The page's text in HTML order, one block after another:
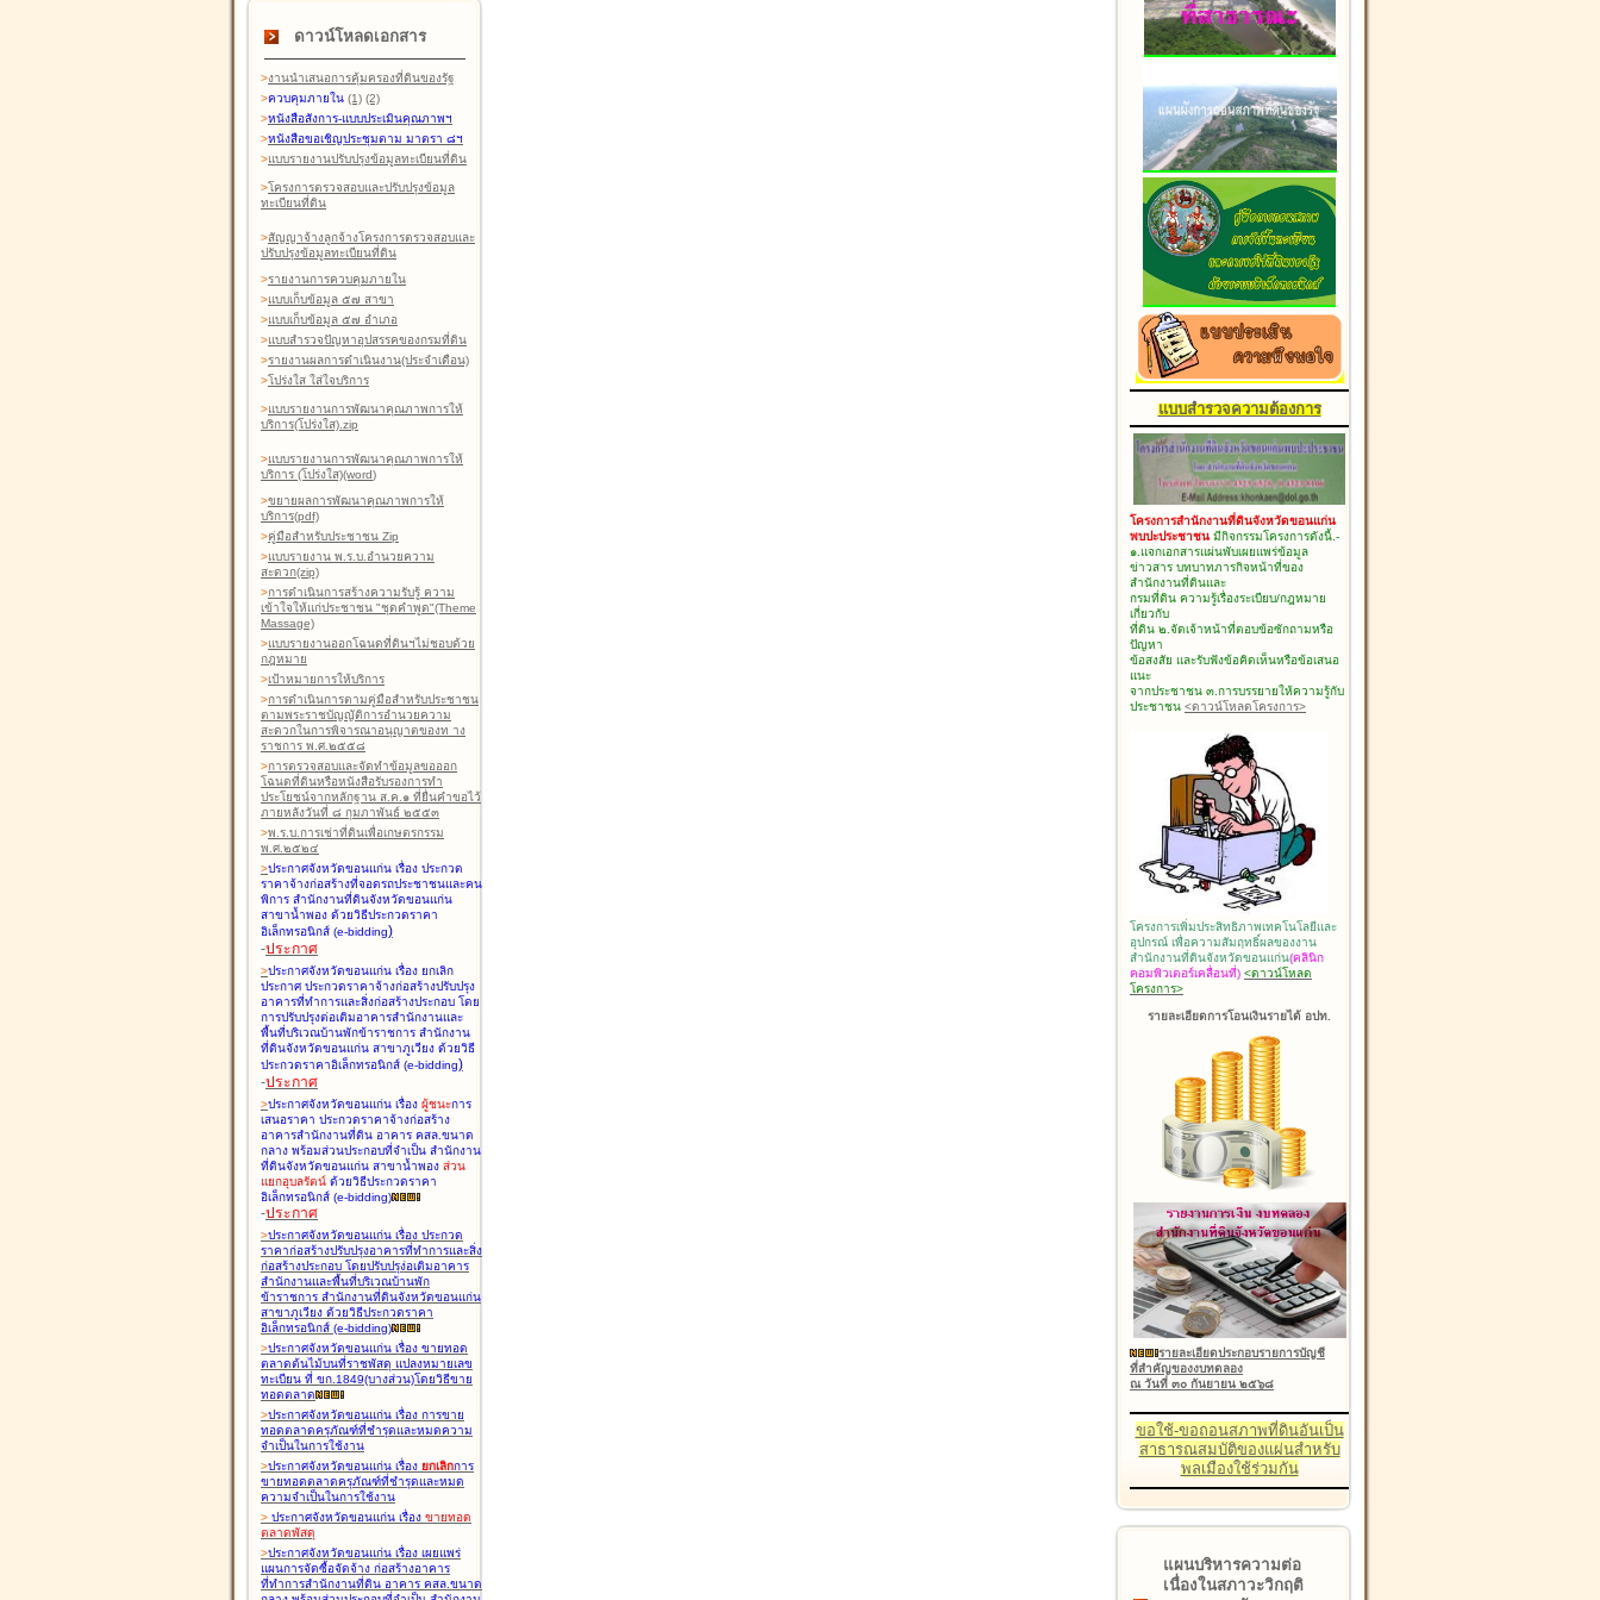
ดาวน์โหลดเอกสาร
>งานนำเสนอการคุ้มครองที่ดินของรัฐ
>ควบคุมภายใน (1) (2)
>หนังสือสังการ-แบบประเมินคุณภาพฯ
>หนังสือขอเชิญประชุมตาม มาตรา ๘ฯ
>แบบรายงานปรับปรุงข้อมูลทะเบียนที่ดิน
>โครงการตรวจสอบและปรับปรุงข้อมูล
ทะเบียนที่ดิน
>สัญญาจ้างลูกจ้างโครงการตรวจสอบและ
ปรับปรุงข้อมูลทะเบียนที่ดิน
>รายงานการควบคุมภายใน
>แบบเก็บข้อมูล ๕๗ สาขา
>แบบเก็บข้อมูล ๕๗ อำเภอ
>แบบสำรวจปัญหาอุปสรรคของกรมที่ดิน
>รายงานผลการดำเนินงาน(ประจำเดือน)
>โปร่งใส ใส่ใจบริการ
>แบบรายงานการพัฒนาคุณภาพการให้
บริการ(โปร่งใส).zip
>แบบรายงานการพัฒนาคุณภาพการให้
บริการ (โปร่งใส)(word)
>ขยายผลการพัฒนาคุณภาพการให้
บริการ(pdf)
>คู่มือสำหรับประชาชน Zip
>แบบรายงาน พ.ร.บ.อำนวยความ
สะดวก(zip)
>การดำเนินการสร้างความรับรู้ ความ
เข้าใจให้แก่ประชาชน "ชุดคำพูด"(Theme
Massage)
>แบบรายงานออกโฉนดที่ดินฯไม่ชอบด้วย
กฎหมาย
>เป้าหมายการให้บริการ
>การดำเนินการตามคู่มือสำหรับประชาชน
ตามพระราชบัญญัติการอำนวยความ
สะดวกในการพิจารณาอนุญาตของท าง
ราชการ พ.ศ.๒๕๕๘
>การตรวจสอบและจัดทำข้อมูลขอออก
โฉนดที่ดินหรือหนังสือรับรองการทำ
ประโยชน์จากหลักฐาน ส.ค.๑ ที่ยื่นคำขอไว้
ภายหลังวันที่ ๘ กุมภาพันธ์ ๒๕๕๓
>พ.ร.บ.การเช่าที่ดินเพื่อเกษตรกรรม
พ.ศ.๒๕๒๔
>ประกาศจังหวัดขอนแก่น เรื่อง ประกวด
ราคาจ้างก่อสร้างที่จอดรถประชาชนและคน
พิการ สำนักงานที่ดินจังหวัดขอนแก่น
สาขาน้ำพอง ด้วยวิธีประกวดราคา
อิเล็กทรอนิกส์ (e-bidding)
-ประกาศ
>ประกาศจังหวัดขอนแก่น เรื่อง ยกเลิก
ประกาศ ประกวดราคาจ้างก่อสร้างปรับปรุง
อาคารที่ทำการและสิ่งก่อสร้างประกอบ โดย
การปรับปรุงต่อเติมอาคารสำนักงานและ
พื้นที่บริเวณบ้านพักข้าราชการ สำนักงาน
ที่ดินจังหวัดขอนแก่น สาขาภูเวียง ด้วยวิธี
ประกวดราคาอิเล็กทรอนิกส์ (e-bidding)
-ประกาศ
>ประกาศจังหวัดขอนแก่น เรื่อง ผู้ชนะการ
เสนอราคา ประกวดราคาจ้างก่อสร้าง
อาคารสำนักงานที่ดิน อาคาร คสล.ขนาด
กลาง พร้อมส่วนประกอบที่จำเป็น สำนักงาน
ที่ดินจังหวัดขอนแก่น สาขาน้ำพอง ส่วน
แยกอุบลรัตน์ ด้วยวิธีประกวดราคา
อิเล็กทรอนิกส์ (e-bidding)
-ประกาศ
>ประกาศจังหวัดขอนแก่น เรื่อง ประกวด
ราคาก่อสร้างปรับปรุงอาคารที่ทำการและสิ่ง
ก่อสร้างประกอบ โดยปรับปรุง่อเติมอาคาร
สำนักงานและพื้นที่บริเวณบ้านพัก
ข้าราชการ สำนักงานที่ดินจังหวัดขอนแก่น
สาขาภูเวียง ด้วยวิธีประกวดราคา
อิเล็กทรอนิกส์ (e-bidding)
>ประกาศจังหวัดขอนแก่น เรื่อง ขายทอด
ตลาดต้นไม้บนที่ราชพัสดุ แปลงหมายเลข
ทะเบียน ที่ ขก.1849(บางส่วน)โดยวิธีขาย
ทอดตลาด
>ประกาศจังหวัดขอนแก่น เรื่อง การขาย
ทอดตลาดครุภัณฑ์ที่ชำรุดและหมดความ
จำเป็นในการใช้งาน
>ประกาศจังหวัดขอนแก่น เรื่อง ยกเลิกการ
ขายทอดตลาดครุภัณฑ์ที่ชำรุดและหมด
ความจำเป็นในการใช้งาน
> ประกาศจังหวัดขอนแก่น เรื่อง ขายทอด
ตลาดพัสดุ
>ประกาศจังหวัดขอนแก่น เรื่อง เผยแพร่
แผนการจัดซื้อจัดจ้าง ก่อสร้างอาคาร
ที่ทำการสำนักงานที่ดิน อาคาร คสล.ขนาด
แบบสำรวจความต้องการ
โครงการสำนักงานที่ดินจังหวัดขอนแก่น
พบปะประชาชน มีกิจกรรมโครงการดังนี้.-
๑.แจกเอกสารแผ่นพับเผยแพร่ข้อมูล
ข่าวสาร บทบาทภารกิจหน้าที่ของ
สำนักงานที่ดินและ
กรมที่ดิน ความรู้เรื่องระเบียบ/กฎหมาย
เกี่ยวกับ
ที่ดิน ๒.จัดเจ้าหน้าที่ตอบข้อซักถามหรือ
ปัญหา
ข้อสงสัย และรับฟังข้อคิดเห็นหรือข้อเสนอ
แนะ
จากประชาชน ๓.การบรรยายให้ความรู้กับ
ประชาชน <ดาวน์โหลดโครงการ>
โครงการเพิ่มประสิทธิภาพเทคโนโลยีและ
อุปกรณ์ เพื่อความสัมฤทธิ์ผลของงาน
สำนักงานที่ดินจังหวัดขอนแก่น(คลินิก
คอมพิวเตอร์เคลื่อนที่) <ดาวน์โหลด
โครงการ>
รายละเอียดการโอนเงินรายได้ อปท.
รายละเอียดประกอบรายการบัญชี
ที่สำคัญของงบทดลอง
ณ วันที่ ๓๐ กันยายน ๒๕๖๘
ขอใช้-ขอถอนสภาพที่ดินอันเป็น
สาธารณสมบัติของแผ่นสำหรับ
พลเมืองใช้ร่วมกัน
แผนบริหารความต่อ
เนื่องในสภาวะวิกฤติ